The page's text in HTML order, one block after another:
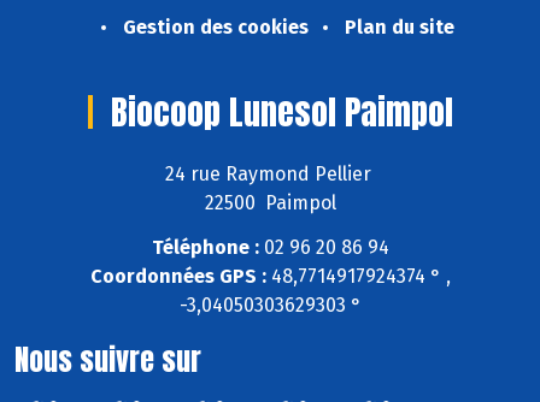
Gestion des cookies
Plan du site
Biocoop Lunesol Paimpol
24 rue Raymond Pellier
22500 Paimpol
Téléphone :02 96 20 86 94
Coordonnées GPS :48,7714917924374 ° ,
-3,04050303629303 °
Nous suivre sur